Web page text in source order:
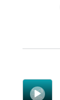
Lecteur audio